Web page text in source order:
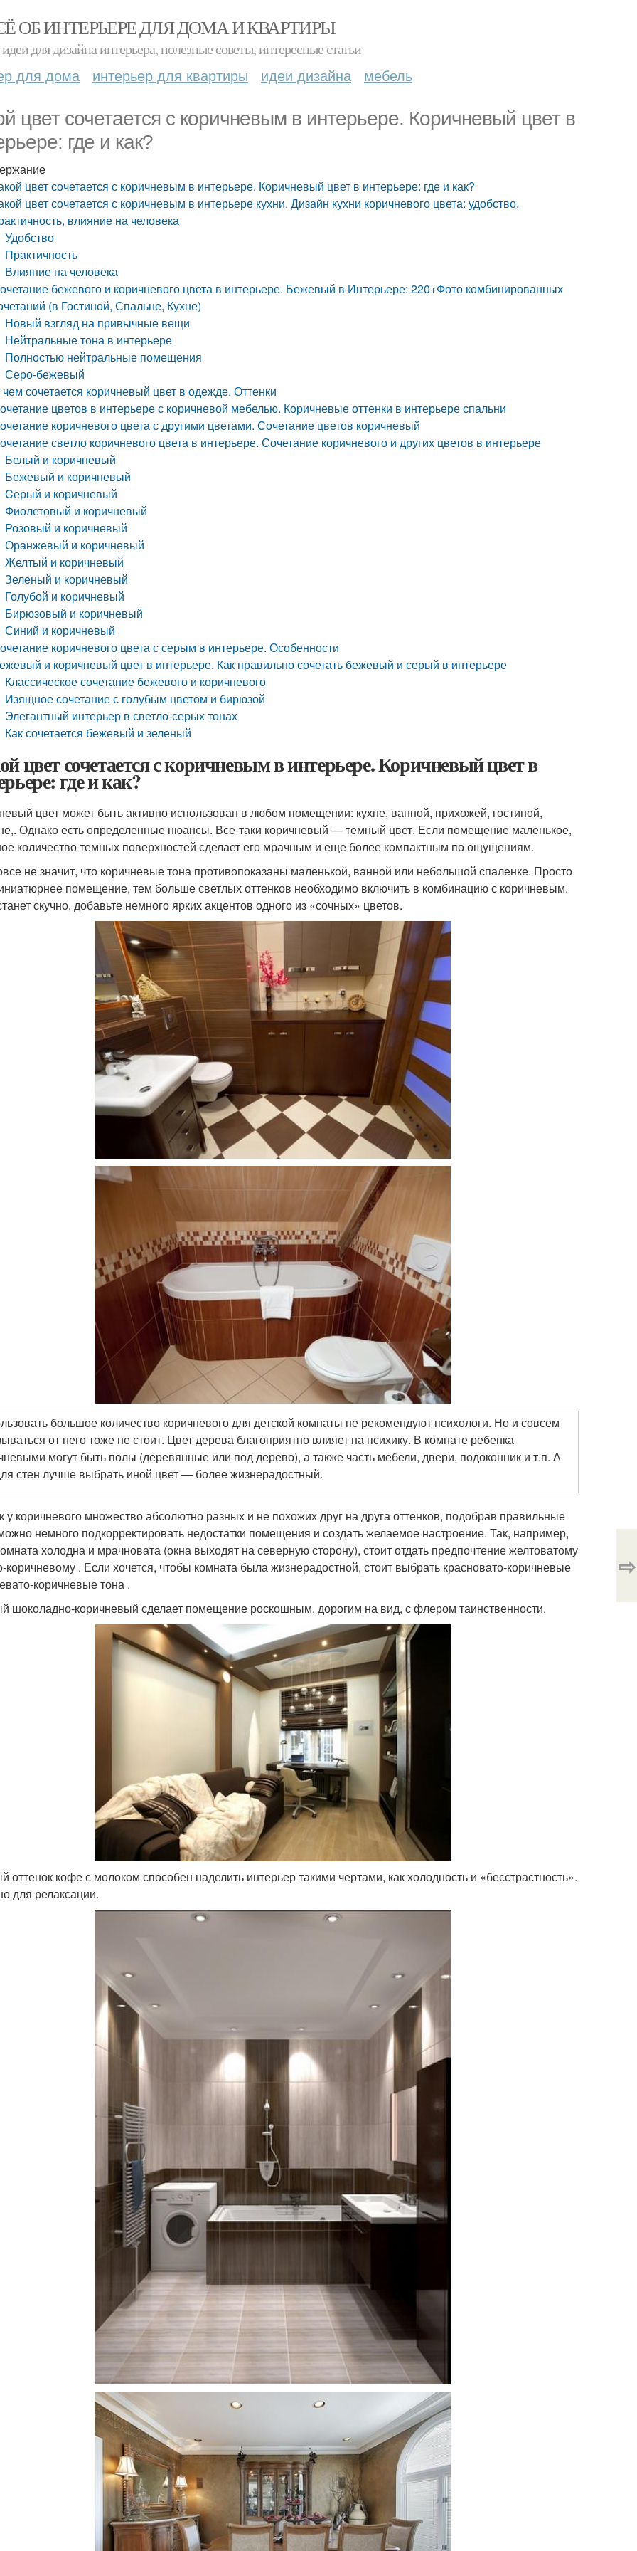
ОБ ИНТЕРЬЕРЕ ДЛЯ ДОМА И КВАРТИРЫ
для дизайна интерьера, полезные советы, интересные статьи
для дома интерьер для квартиры идеи дизайна мебель
цвет сочетается с коричневым в интерьере. Коричневый цвет в
где и как?
цвет сочетается с коричневым в интерьере. Коричневый цвет в интерьере: где и как?
цвет сочетается с коричневым в интерьере кухни. Дизайн кухни коричневого цвета: удобство,
влияние на человека
Удобство
Практичность
Влияние на человека
бежевого и коричневого цвета в интерьере. Бежевый в Интерьере: 220+Фото комбинированных
(в Гостиной, Спальне, Кухне)
Новый взгляд на привычные вещи
Нейтральные тона в интерьере
Полностью нейтральные помещения
Серо-бежевый
сочетается коричневый цвет в одежде. Оттенки
цветов в интерьере с коричневой мебелью. Коричневые оттенки в интерьере спальни
коричневого цвета с другими цветами. Сочетание цветов коричневый
светло коричневого цвета в интерьере. Сочетание коричневого и других цветов в интерьере
Белый и коричневый
Бежевый и коричневый
Cерый и коричневый
Фиолетовый и коричневый
Розовый и коричневый
Оранжевый и коричневый
Желтый и коричневый
Зеленый и коричневый
Голубой и коричневый
Бирюзовый и коричневый
Синий и коричневый
коричневого цвета с серым в интерьере. Особенности
и коричневый цвет в интерьере. Как правильно сочетать бежевый и серый в интерьере
Классическое сочетание бежевого и коричневого
Изящное сочетание с голубым цветом и бирюзой
Элегантный интерьер в светло-серых тонах
Как сочетается бежевый и зеленый
цвет сочетается с коричневым в интерьере. Коричневый цвет в
где и как?
цвет может быть активно использован в любом помещении: кухне, ванной, прихожей, гостиной,
Однако есть определенные нюансы. Все-таки коричневый — темный цвет. Если помещение маленькое,
количество темных поверхностей сделает его мрачным и еще более компактным по ощущениям.
не значит, что коричневые тона противопоказаны маленькой, ванной или небольшой спаленке. Просто
помещение, тем больше светлых оттенков необходимо включить в комбинацию с коричневым.
скучно, добавьте немного ярких акцентов одного из «сочных» цветов.
большое количество коричневого для детской комнаты не рекомендуют психологи. Но и совсем
от него тоже не стоит. Цвет дерева благоприятно влияет на психику. В комнате ребенка
могут быть полы (деревянные или под дерево), а также часть мебели, двери, подоконник и т.п. А
стен лучше выбрать иной цвет — более жизнерадостный.
у коричневого множество абсолютно разных и не похожих друг на друга оттенков, подобрав правильные
немного подкорректировать недостатки помещения и создать желаемое настроение. Так, например,
холодна и мрачновата (окна выходят на северную сторону), стоит отдать предпочтение желтоватому
коричневому . Если хочется, чтобы комната была жизнерадостной, стоит выбрать красновато-коричневые
коричневые тона .
шоколадно-коричневый сделает помещение роскошным, дорогим на вид, с флером таинственности.
оттенок кофе с молоком способен наделить интерьер такими чертами, как холодность и «бесстрастность».
для релаксации.
⇨